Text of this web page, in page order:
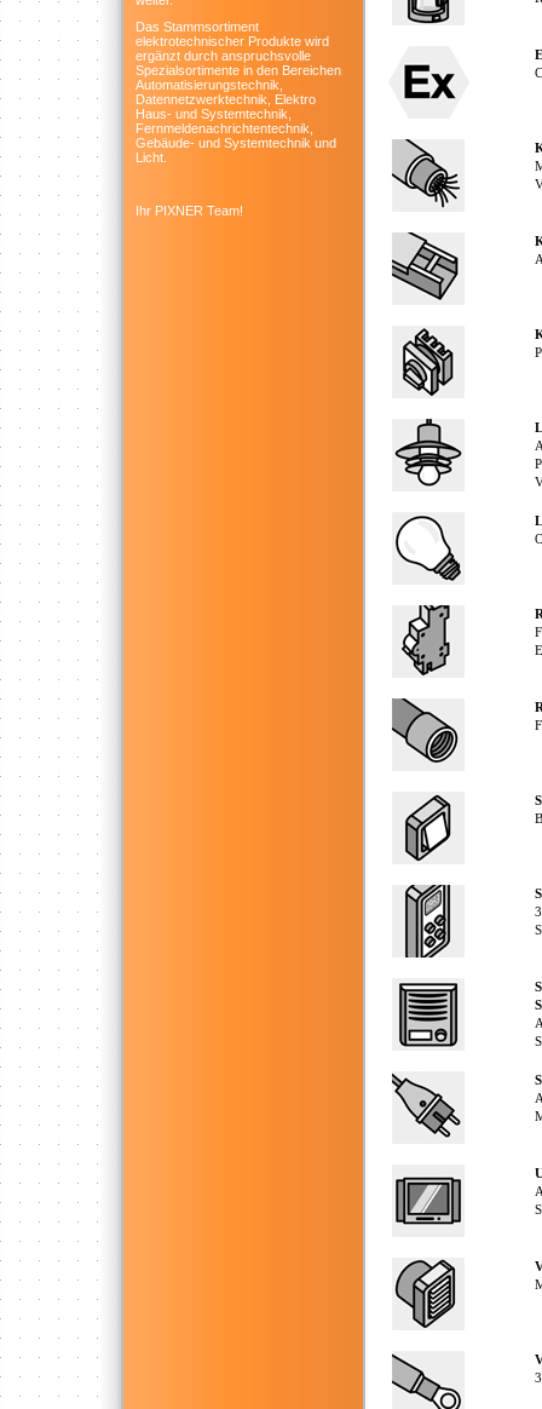
Das Stammsortiment
elektrotechnischer Produkte wird
ergänzt durch anspruchsvolle
Spezialsortimente in den Bereichen
Automatisierungstechnik,
Datennetzwerktechnik, Elektro
Haus- und Systemtechnik,
Fernmeldenachrichtentechnik,
Gebäude- und Systemtechnik und
Licht.
Ihr PIXNER Team!